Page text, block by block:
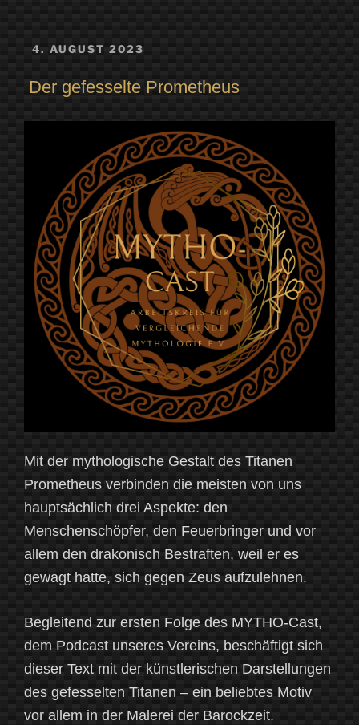
VERÖFFENTLICHT
4. AUGUST 2023
Der gefesselte Prometheus
Mit der mythologische Gestalt des Titanen
Prometheus verbinden die meisten von uns
hauptsächlich drei Aspekte: den
Menschenschöpfer, den Feuerbringer und vor
allem den drakonisch Bestraften, weil er es
gewagt hatte, sich gegen Zeus aufzulehnen.
Begleitend zur ersten Folge des MYTHO-Cast,
dem Podcast unseres Vereins, beschäftigt sich
dieser Text mit der künstlerischen Darstellungen
des gefesselten Titanen – ein beliebtes Motiv
vor allem in der Malerei der Barockzeit.